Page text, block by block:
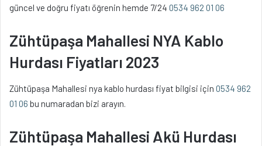
güncel ve doğru fiyatı öğrenin hemde 7/24 0534 962 01 06
Zühtüpaşa Mahallesi NYA Kablo
Hurdası Fiyatları 2023
Zühtüpaşa Mahallesi nya kablo hurdası fiyat bilgisi için 0534 962
01 06 bu numaradan bizi arayın.
Zühtüpaşa Mahallesi Akü Hurdası